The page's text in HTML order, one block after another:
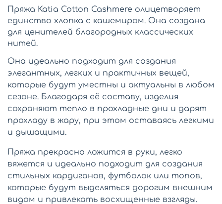
Пряжа Katia Cotton Cashmere олицетворяет
единство хлопка с кашемиром. Она создана
для ценителей благородных классических
нитей.
Она идеально подходит для создания
элегантных, легких и практичных вещей,
которые будут уместны и актуальны в любом
сезоне. Благодаря её составу, изделия
сохраняют тепло в прохладные дни и дарят
прохладу в жару, при этом оставаясь легкими
и дышащими.
Пряжа прекрасно ложится в руки, легко
вяжется и идеально подходит для создания
стильных кардиганов, футболок или топов,
которые будут выделяться дорогим внешним
видом и привлекать восхищенные взгляды.